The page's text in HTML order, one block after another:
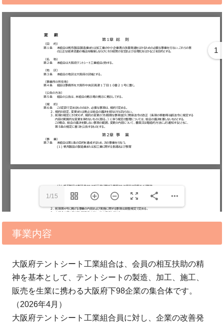
1/15
1
事業内容
大阪府テントシート工業組合は、会員の相互扶助の精
神を基本として、テントシートの製造、加工、施工、
販売を生業に携わる大阪府下98企業の集合体です。
（2026年4月）
大阪府テントシート工業組合員に対し、企業の改善発